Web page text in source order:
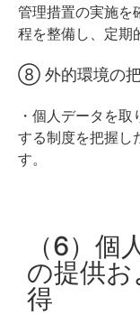
管理措置の実施を
程を整備し、定期
⑧ 外的環境の
・個人データを
する制度を把握し
す。
（6）個
の提供
得